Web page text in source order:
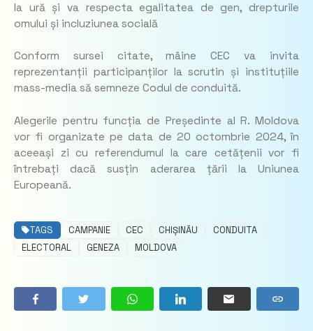
la ură și va respecta egalitatea de gen, drepturile
omului și incluziunea socială
Conform sursei citate, mâine CEC va invita
reprezentanții participanților la scrutin și instituțiile
mass-media să semneze Codul de conduită.
Alegerile pentru funcția de Președinte al R. Moldova
vor fi organizate pe data de 20 octombrie 2024, în
aceeași zi cu referendumul la care cetățenii vor fi
întrebați dacă susțin aderarea țării la Uniunea
Europeană.
TAGS CAMPANIE CEC CHIȘINĂU
CONDUITA
ELECTORAL
GENEZA MOLDOVA